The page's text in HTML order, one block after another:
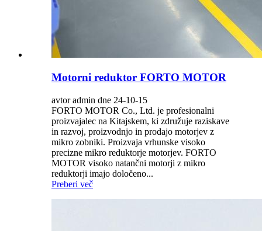
Motorni reduktor FORTO MOTOR
avtor admin dne 24-10-15
FORTO MOTOR Co., Ltd. je profesionalni
proizvajalec na Kitajskem, ki združuje raziskave
in razvoj, proizvodnjo in prodajo motorjev z
mikro zobniki. Proizvaja vrhunske visoko
precizne mikro reduktorje motorjev. FORTO
MOTOR visoko natančni motorji z mikro
reduktorji imajo določeno...
Preberi več